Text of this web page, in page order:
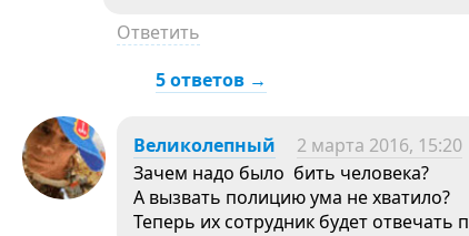
Ответить
5 ответов →
Великолепный 2 марта 2016, 15:20
Зачем надо было бить человека?
А вызвать полицию ума не хватило?
Теперь их сотрудник будет отвечать